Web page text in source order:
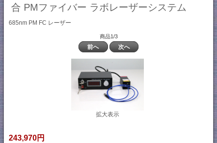
合 PMファイバー ラボレーザーシステム
685nm PM FC レーザー
商品1/3
前へ 次へ
拡大表示
243,970円